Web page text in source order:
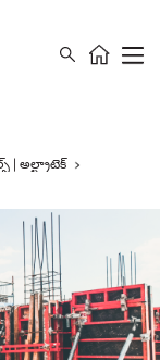
| అల్ట్రాటెక్